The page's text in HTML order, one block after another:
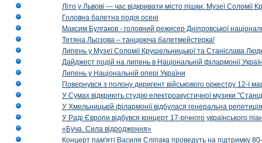
Літо у Львові — час відкривати місто пішки: Музеї Соломії
Головна балетна подія осені
Максим Булгаков - головний режисер Дніпровської
Тетяна Льозова – танцююча балетмейстерка!
Липень у Музеї Соломії Крушельницької та Станіслава
Дайджест подій на липень в Національній філармонії
Липень у Національній опері України
Повернувся з полону диригент військового оркестру 12-ї
У Сумах відкриють студію електроакустичної музики
У Хмельницькій філармонії відбулася генеральна
У Раді Європи відбувся концерт 17-річного українського
«Буча. Сила відродження»
Концерт пам'яті Василя Сліпака проведуть на підтримку